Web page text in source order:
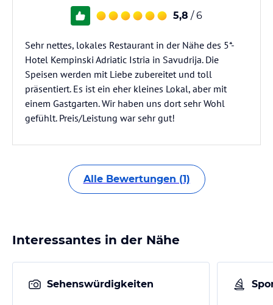
5,8 / 6
Sehr nettes, lokales Restaurant in der Nähe des 5*-
Hotel Kempinski Adriatic Istria in Savudrija. Die
Speisen werden mit Liebe zubereitet und toll
präsentiert. Es ist ein eher kleines Lokal, aber mit
einem Gastgarten. Wir haben uns dort sehr Wohl
gefühlt. Preis/Leistung war sehr gut!
Alle Bewertungen (1)
Interessantes in der Nähe
Sehenswürdigkeiten